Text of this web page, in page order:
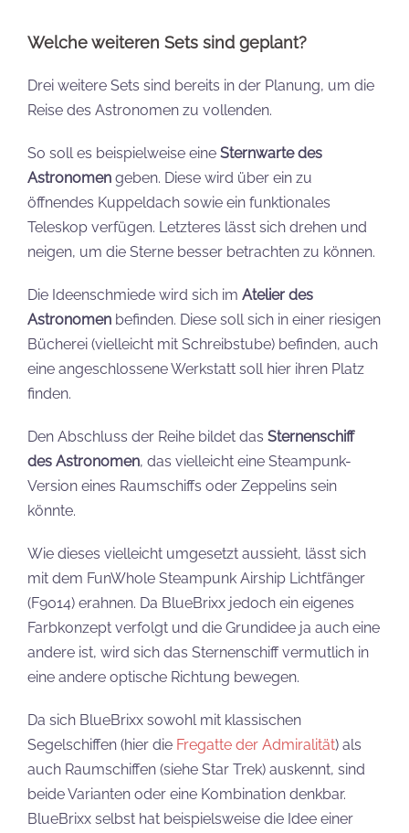
Welche weiteren Sets sind geplant?
Drei weitere Sets sind bereits in der Planung, um die
Reise des Astronomen zu vollenden.
So soll es beispielweise eine Sternwarte des
Astronomen geben. Diese wird über ein zu
öffnendes Kuppeldach sowie ein funktionales
Teleskop verfügen. Letzteres lässt sich drehen und
neigen, um die Sterne besser betrachten zu können.
Die Ideenschmiede wird sich im Atelier des
Astronomen befinden. Diese soll sich in einer riesigen
Bücherei (vielleicht mit Schreibstube) befinden, auch
eine angeschlossene Werkstatt soll hier ihren Platz
finden.
Den Abschluss der Reihe bildet das Sternenschiff
des Astronomen, das vielleicht eine Steampunk-
Version eines Raumschiffs oder Zeppelins sein
könnte.
Wie dieses vielleicht umgesetzt aussieht, lässt sich
mit dem FunWhole Steampunk Airship Lichtfänger
(F9014) erahnen. Da BlueBrixx jedoch ein eigenes
Farbkonzept verfolgt und die Grundidee ja auch eine
andere ist, wird sich das Sternenschiff vermutlich in
eine andere optische Richtung bewegen.
Da sich BlueBrixx sowohl mit klassischen
Segelschiffen (hier die Fregatte der Admiralität) als
auch Raumschiffen (siehe Star Trek) auskennt, sind
beide Varianten oder eine Kombination denkbar.
BlueBrixx selbst hat beispielsweise die Idee einer